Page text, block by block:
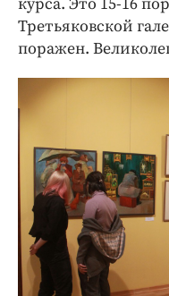
Третьяковской
поражен.